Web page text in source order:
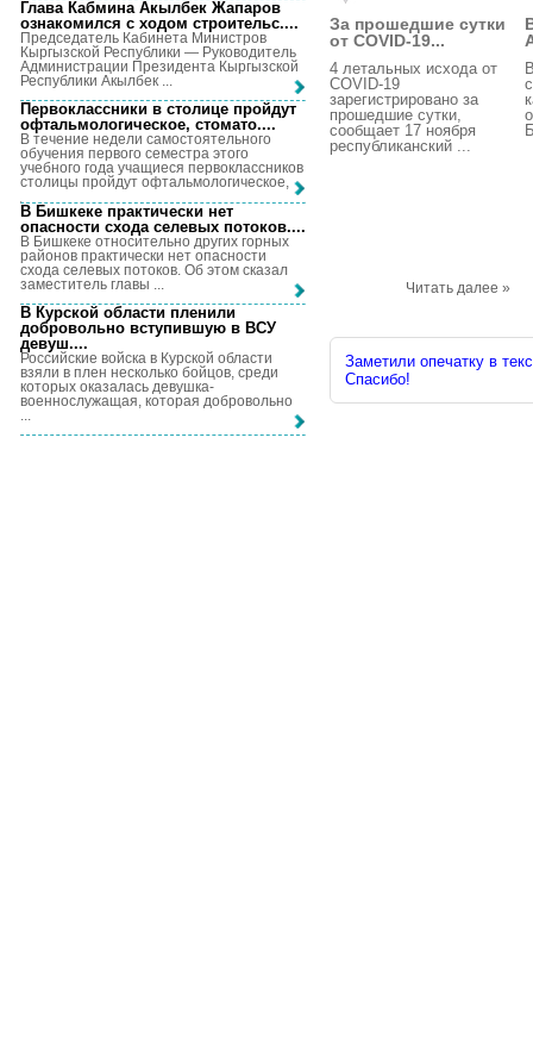
За прошедшие сутки
от COVID-19...
4 летальных исхода от
COVID-19
зарегистрировано за
прошедшие сутки,
сообщает 17 ноября
республиканский ...
Читать далее »
Заметили опечатку в
Спасибо!
Глава Кабмина Акылбек Жапаров
ознакомился с ходом строительс....
Председатель Кабинета Министров
Кыргызской Республики — Руководитель
Администрации Президента Кыргызской
Республики Акылбек ...
Первоклассники в столице пройдут
офтальмологическое, стомато....
В течение недели самостоятельного
обучения первого семестра этого
учебного года учащиеся первоклассников
столицы пройдут офтальмологическое, ...
В Бишкеке практически нет
опасности схода селевых потоков....
В Бишкеке относительно других горных
районов практически нет опасности
схода селевых потоков. Об этом сказал
заместитель главы ...
В Курской области пленили
добровольно вступившую в ВСУ
девуш....
Российские войска в Курской области
взяли в плен несколько бойцов, среди
которых оказалась девушка-
военнослужащая, которая добровольно
...